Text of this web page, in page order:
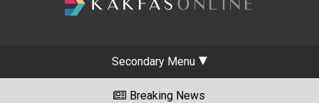
Secondary Menu
Breaking News